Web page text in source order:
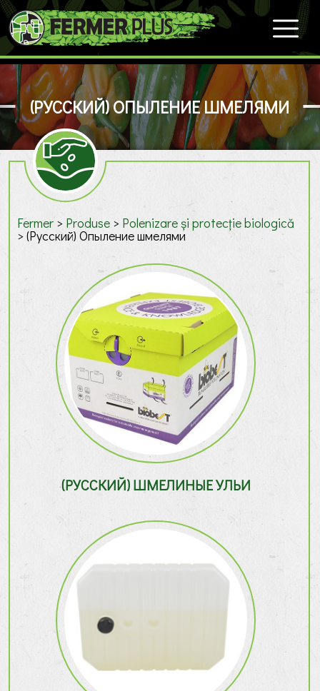
(РУССКИЙ) ОПЫЛЕНИЕ ШМЕЛЯМИ
Fermer > Produse > Polenizare și protecție biologică
>(Русский) Опыление шмелями
(РУССКИЙ) ШМЕЛИНЫЕ УЛЬИ